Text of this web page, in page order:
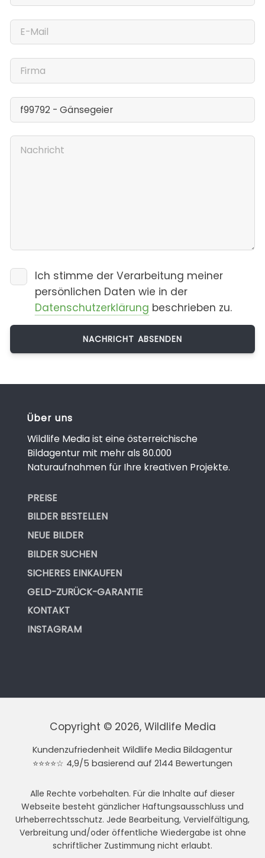
Ich stimme der Verarbeitung meiner
persönlichen Daten wie in der
Datenschutzerklärung beschrieben zu.
Über uns
Wildlife Media ist eine österreichische
Bildagentur mit mehr als 80.000
Naturaufnahmen für Ihre kreativen Projekte.
PREISE
BILDER BESTELLEN
NEUE BILDER
BILDER SUCHEN
SICHERES EINKAUFEN
GELD-ZURÜCK-GARANTIE
KONTAKT
INSTAGRAM
Copyright © 2026, Wildlife Media
Kundenzufriedenheit Wildlife Media Bildagentur
⭐⭐⭐⭐☆ 4,9/5 basierend auf 2144 Bewertungen
Alle Rechte vorbehalten. Für die Inhalte auf dieser
Webseite besteht gänzlicher Haftungsausschluss und
Urheberrechtsschutz. Jede Bearbeitung, Vervielfältigung,
Verbreitung und/oder öffentliche Wiedergabe ist ohne
schriftlicher Zustimmung nicht erlaubt.